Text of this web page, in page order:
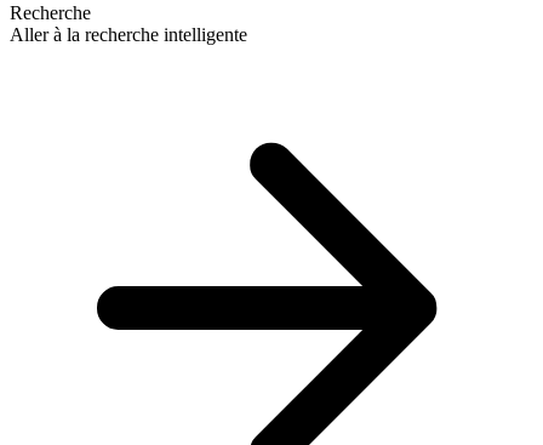
Recherche
Aller à la recherche intelligente